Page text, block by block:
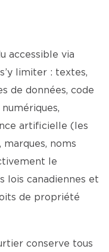
accessible via
limiter : textes,
de données, code
artificielle (les
marques, noms
le
lois canadiennes et
de propriété
conserve tous